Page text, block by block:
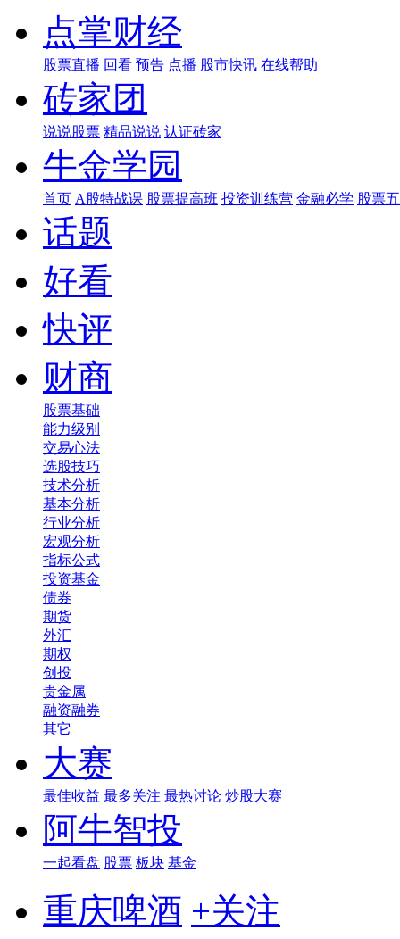
点掌财经
股票直播 回看 预告 点播 股市快讯 在线帮助
砖家团
说说股票 精品说说 认证砖家
牛金学园
首页 A股特战课 股票提高班 投资训练营 金融必学 股票
话题
好看
快评
财商
股票基础
能力级别
交易心法
选股技巧
技术分析
基本分析
行业分析
宏观分析
指标公式
投资基金
债券
期货
外汇
期权
创投
贵金属
融资融券
其它
大赛
最佳收益 最多关注 最热讨论 炒股大赛
阿牛智投
一起看盘 股票 板块 基金
重庆啤酒 +关注